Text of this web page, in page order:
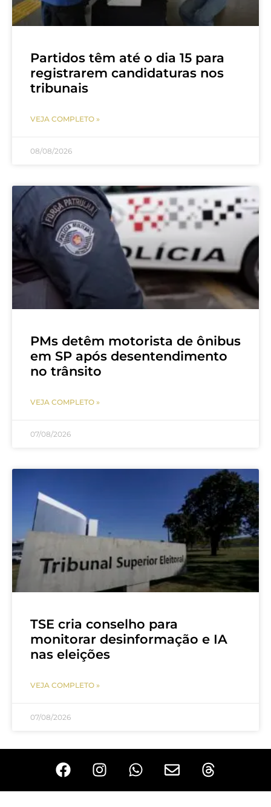
Partidos têm até o dia 15 para
registrarem candidaturas nos
tribunais
VEJA COMPLETO »
08/08/2026
PMs detêm motorista de ônibus
em SP após desentendimento
no trânsito
VEJA COMPLETO »
07/08/2026
TSE cria conselho para
monitorar desinformação e IA
nas eleições
VEJA COMPLETO »
07/08/2026